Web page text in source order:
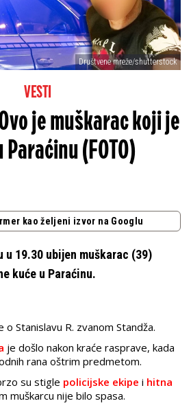
Društvene mreže/shutterstock
VESTI
je muškarac koji je
(FOTO)
kao željeni izvor na Googlu
u 19.30 ubijen muškarac (39)
kuće u Paraćinu.
Stanislavu R. zvanom Standža.
je došlo nakon kraće rasprave, kada
rana oštrim predmetom.
su stigle policijske ekipe i hitna
muškarcu nije bilo spasa.